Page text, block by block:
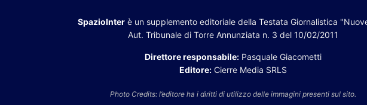
SpazioInterè un supplemento editoriale della Testata Giornalistica
Aut. Tribunale di Torre Annunziata n. 3 del 10/02/2011
Direttore responsabile: Pasquale Giacometti
Editore: Cierre Media SRLS
Photo Credits: l’editore ha i diritti di utilizzo delle immagini presenti sul sito.